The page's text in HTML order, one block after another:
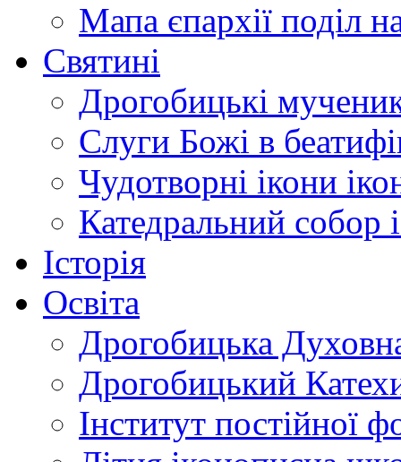
Мапа єпархії поділ
Святині
Дрогобицькі
Слуги Божі в
Чудотворні ікони
Катедральний собор
Історія
Освіта
Дрогобицька
Дрогобицький
Інститут постійної